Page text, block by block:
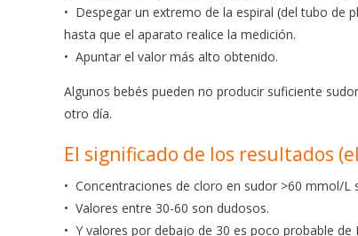
• Despegar un extremo de la espiral (del tubo de
hasta que el aparato realice la medición.
• Apuntar el valor más alto obtenido.
Algunos bebés pueden no producir suficiente
otro día.
El significado de los resultados
• Concentraciones de cloro en sudor >60 mmol/L
• Valores entre 30-60 son dudosos.
• Y valores por debajo de 30 es poco probable de